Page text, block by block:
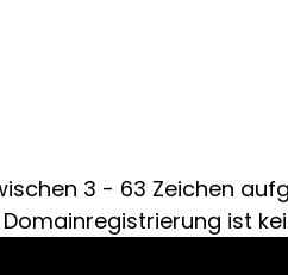
3 - 63 Zeichen
ist